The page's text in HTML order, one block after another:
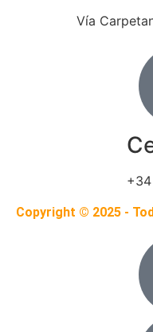
Vía
+34
Copyright © 2025 -